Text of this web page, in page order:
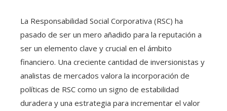
La Responsabilidad Social Corporativa (RSC) ha
pasado de ser un mero añadido para la reputación a
ser un elemento clave y crucial en el ámbito
financiero. Una creciente cantidad de inversionistas y
analistas de mercados valora la incorporación de
políticas de RSC como un signo de estabilidad
duradera y una estrategia para incrementar el valor